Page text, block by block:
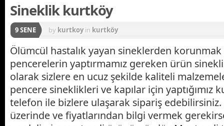
Sineklik kurtköy
9 SENE by kurtkoy in kurtköy
Ölümcül hastalık yayan sineklerden
pencerelerin yaptırmamız gereken ürün
olarak sizlere en ucuz şekilde kaliteli
pencere sineklikleri ve kapılar için yaptığımız
telefon ile bizlere ulaşarak sipariş edebilirsiniz.
üzerinde ve fiyatlarından bilgi vermek